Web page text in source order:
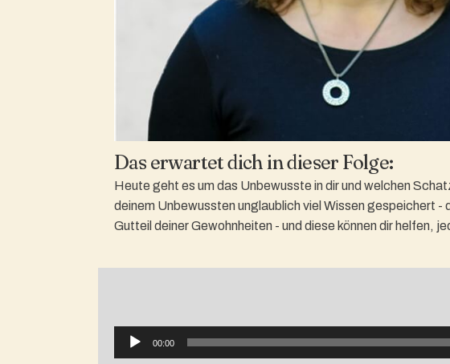
Das erwartet dich in dieser Folge:
Heute geht es um das Unbewusste in dir und welchen
deinem Unbewussten unglaublich viel Wissen gespeichert
Gutteil deiner Gewohnheiten - und diese können dir helfen,
Audio-
Player
00:00